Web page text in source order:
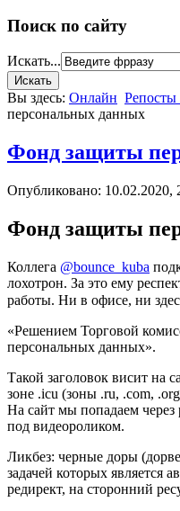
Поиск по сайту
Искать...
Вы здесь: Онлайн Репосты
персональных данных
Фонд защиты
Опубликовано: 10.02.2020,
Фонд защиты
Коллега @bounce_kuba
лохотрон. За это ему
работы. Ни в офисе, ни
«Решением Торговой
персональных данных».
Такой заголовок висит на
зоне .icu (зоны .ru, .com,
На сайт мы попадаем
под видеороликом.
Ликбез: черные доры
задачей которых является
редирект, на сторонний